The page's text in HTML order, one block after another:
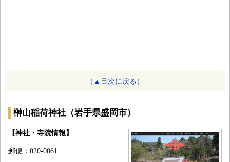
（▲目次に戻る）
榊山稲荷神社（岩手県盛岡市）
【神社・寺院情報】
郵便：020-0061